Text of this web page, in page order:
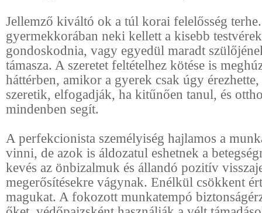
Jellemző kiváltó ok a túl korai felelősség
gyermekkorában neki kellett a kisebb
gondoskodnia, vagy egyedül maradt
támasza. A szeretet feltételhez kötése is
háttérben, amikor a gyerek csak úgy
szeretik, elfogadják, ha kitűnően tanul, és
mindenben segít.
A perfekcionista személyiség hajlamos a
vinni, de azok is áldozatul eshetnek a
kevés az önbizalmuk és állandó pozitív
megerősítésekre vágynak. Enélkül csökkent
magukat. A fokozott munkatempó